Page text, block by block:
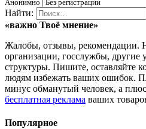
Анонимно | Без регистрации
Найти:
«важно Твоё мнение»
Жалобы, отзывы, рекомендации.
организации, госслужбы, другие
структуры. Пишите, оставляйте
людям избежать ваших ошибок.
минус обманутый человек, а
бесплатная реклама ваших
Популярное